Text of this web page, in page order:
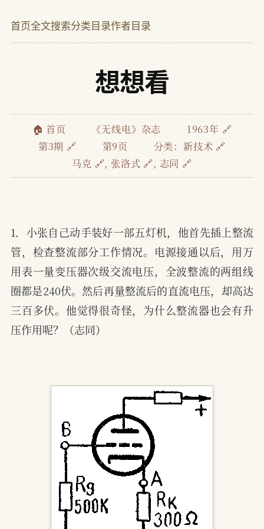
首页全文搜索分类目录作者目录
想想看
🏠 首页 《无线电》杂志
1963年 🔗
第3期 🔗
第9页 分类：新技术 🔗
马克 🔗, 张洛式 🔗, 志同 🔗
1．小张自己动手装好一部五灯机，他首先插上整流
管，检查整流部分工作情况。电源接通以后，用万
用表一量变压器次级交流电压，全波整流的两组线
圈都是240伏。然后再量整流后的直流电压，却高达
三百多伏。他觉得很奇怪，为什么整流器也会有升
压作用呢？（志同）